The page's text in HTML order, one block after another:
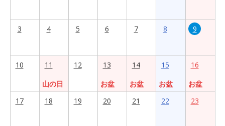
3 4 5 6 7 8 9
10
11
山の日
12
13
お盆
14
お盆
15
お盆
16
お盆
17
18 19 20 21 22 23